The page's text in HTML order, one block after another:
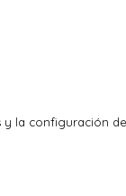
la configuración